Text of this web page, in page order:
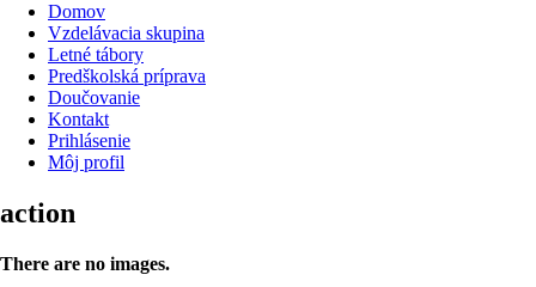
Domov
Vzdelávacia skupina
Letné tábory
Predškolská príprava
Doučovanie
Kontakt
Prihlásenie
Môj profil
action
There are no images.